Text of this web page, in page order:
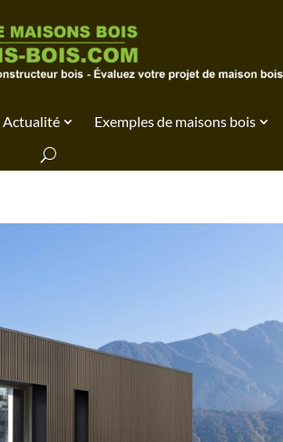
Actualité Exemples de maisons bois